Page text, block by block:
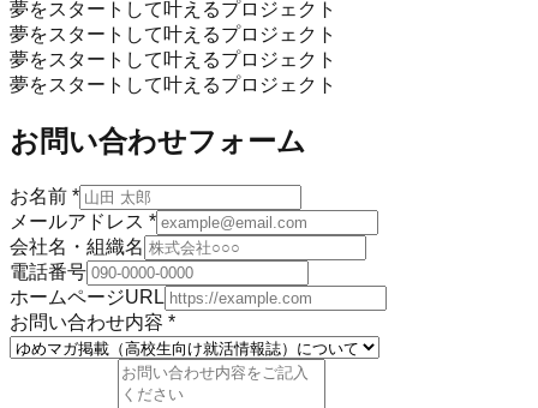
夢をスタートして叶えるプロジェクト
夢をスタートして叶えるプロジェクト
夢をスタートして叶えるプロジェクト
夢をスタートして叶えるプロジェクト
お問い合わせフォーム
お名前 *
メールアドレス *
会社名・組織名
電話番号
ホームページURL
お問い合わせ内容 *